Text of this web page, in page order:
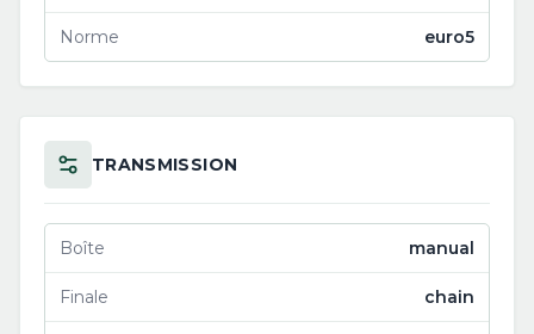
Norme euro5
TRANSMISSION
Boîte manual
Finale chain